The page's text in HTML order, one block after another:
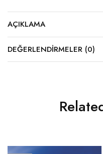
AÇIKLAMA
DEĞERLENDIRMELER (0)